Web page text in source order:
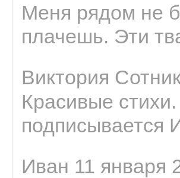
Меня рядом не
плачешь. Эти
Виктория
Красивые
подписывается
Иван 11 января